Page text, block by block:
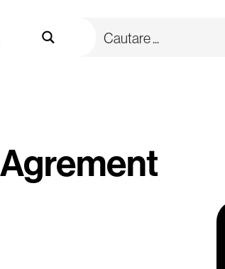
Agrement